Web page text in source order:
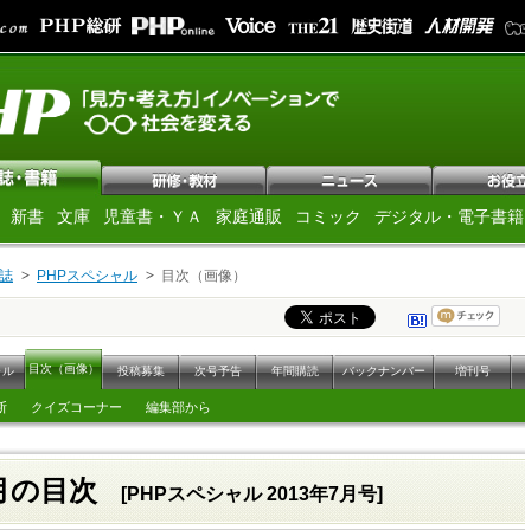
新書 文庫 児童書・ＹＡ 家庭通販 コミック デジタル・電子書籍
PHPスペシャル 目次（画像）
目次（画像） 投稿募集 次号予告 年間購読 バックナンバー 増刊号
クイズコーナー 編集部から
の目次 [PHPスペシャル 2013年7月号]